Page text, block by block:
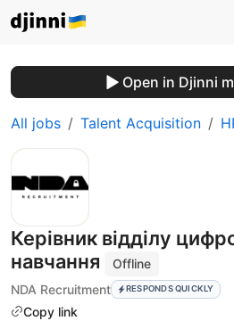
Open in Djinni
All jobs Talent Acquisition
Керівник відділу
навчання
Offline
NDA Recruitment
RESPONDS QUICKLY
Copy link